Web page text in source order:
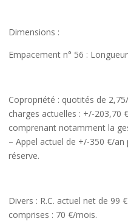
Dimensions :
Empacement n° 56 :
Copropriété : quotités de
charges actuelles : +/-203,70
comprenant notamment la
– Appel actuel de +/-350 €/
réserve.
Divers : R.C. actuel net de 99
comprises : 70 €/mois.